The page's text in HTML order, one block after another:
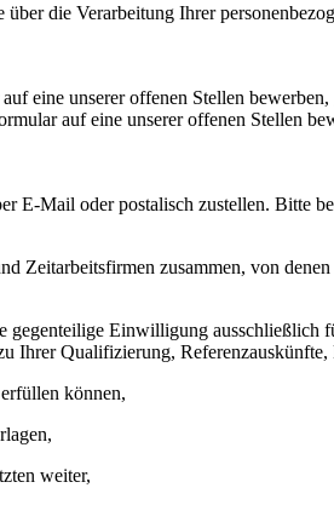
die Verarbeitung Ihrer
eine unserer offenen Stellen
auf eine unserer offenen Stellen
E-Mail oder postalisch zustellen. Bitte
Zeitarbeitsfirmen zusammen, von
Einwilligung
Ihrer Qualifizierung,
können,
weiter,